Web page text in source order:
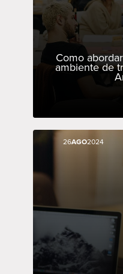
Como
ambiente de
26AGO2024
26AGO2024